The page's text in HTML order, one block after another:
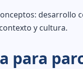
y cultura.
para